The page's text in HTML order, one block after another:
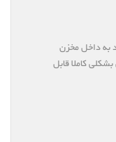
به داخل مخزن
کاملا قابل